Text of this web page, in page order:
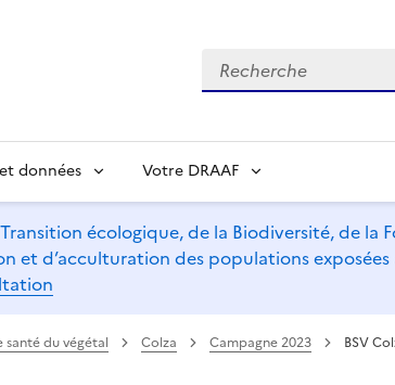
Recherche
données Votre DRAAF
écologique, de la Biodiversité, de la
et d’acculturation des populations
santé du végétal Colza Campagne 2023 BSV